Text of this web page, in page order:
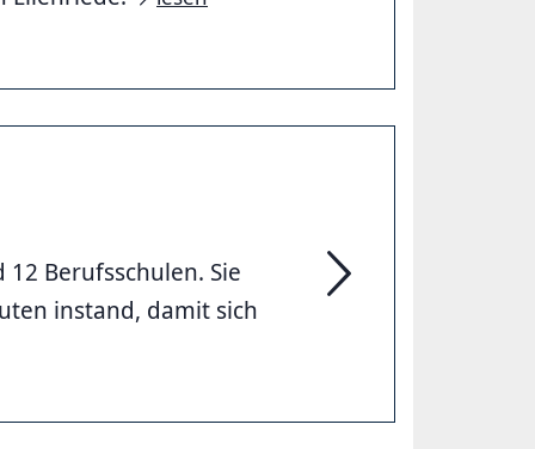
Berufsschulen. Sie
instand, damit sich